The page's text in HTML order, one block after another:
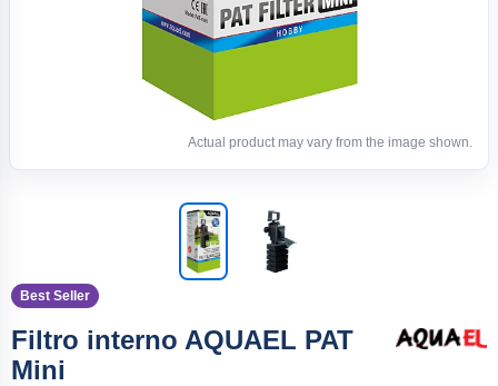
Actual product may vary from the image shown.
Best Seller
Filtro interno AQUAEL PAT
Mini